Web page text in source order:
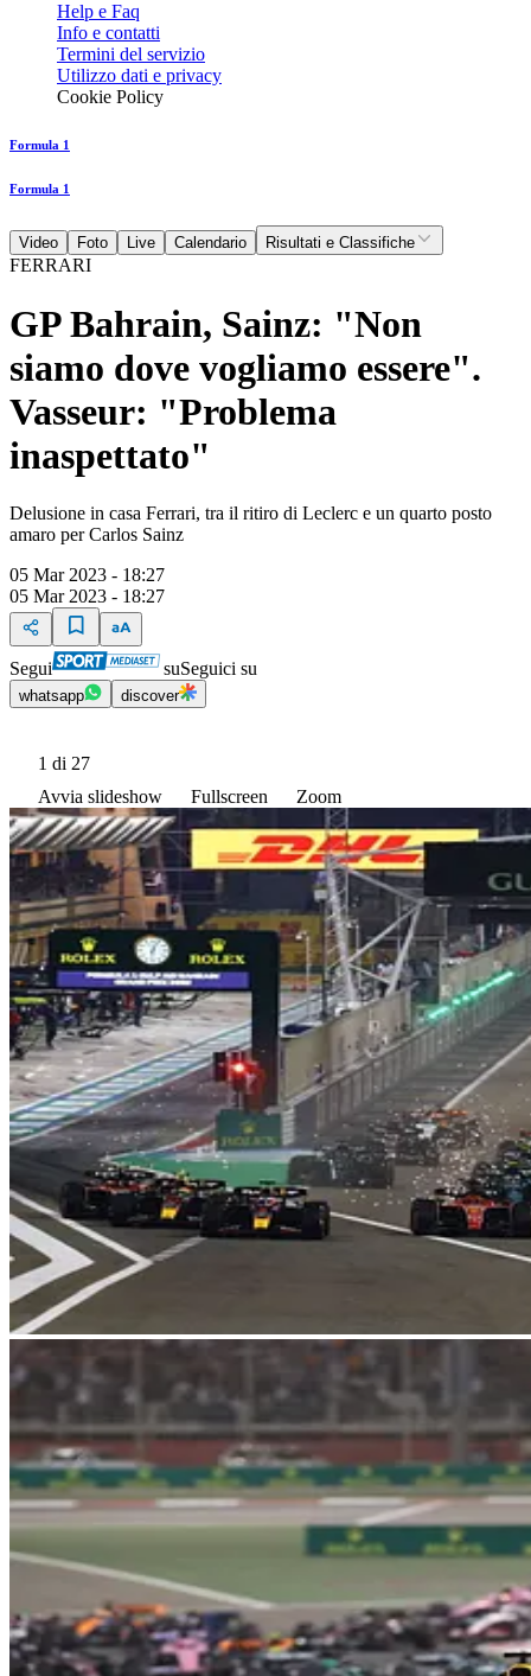
Help e Faq
Info e contatti
Termini del servizio
Utilizzo dati e privacy
Cookie Policy
Formula 1
Formula 1
Video Foto Live Calendario Risultati e Classifiche
FERRARI
GP Bahrain, Sainz: "Non
siamo dove vogliamo essere".
Vasseur: "Problema
inaspettato"
Delusione in casa Ferrari, tra il ritiro di Leclerc e un quarto posto
amaro per Carlos Sainz
05 Mar 2023 - 18:27
05 Mar 2023 - 18:27
Segui suSeguici su
whatsapp discover
1 di 27
Avvia slideshow
Fullscreen Zoom